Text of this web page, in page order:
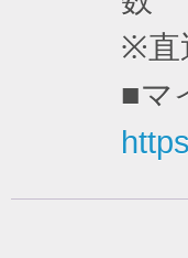
※直
■マ